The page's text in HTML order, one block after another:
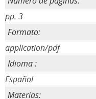
pp. 3
Formato:
application/pdf
Idioma :
Español
Materias: